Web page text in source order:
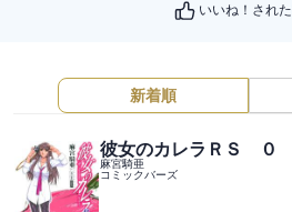
いいね！され
新着順
彼女のカレラＲＳ ０
麻宮騎亜
コミックバーズ